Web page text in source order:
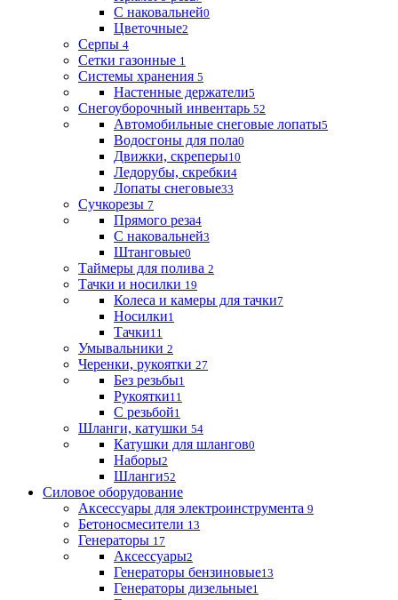
С наковальней0
Цветочные2
Серпы 4
Сетки газонные 1
Системы хранения 5
Настенные держатели5
Снегоуборочный инвентарь 52
Автомобильные снеговые лопаты5
Водосгоны для пола0
Движки, скреперы10
Ледорубы, скребки4
Лопаты снеговые33
Сучкорезы 7
Прямого реза4
С наковальней3
Штанговые0
Таймеры для полива 2
Тачки и носилки 19
Колеса и камеры для тачки7
Носилки1
Тачки11
Умывальники 2
Черенки, рукоятки 27
Без резьбы1
Рукоятки11
С резьбой1
Шланги, катушки 54
Катушки для шлангов0
Наборы2
Шланги52
Силовое оборудование
Аксессуары для электроинструмента 9
Бетоносмесители 13
Генераторы 17
Аксессуары2
Генераторы бензиновые13
Генераторы дизельные1